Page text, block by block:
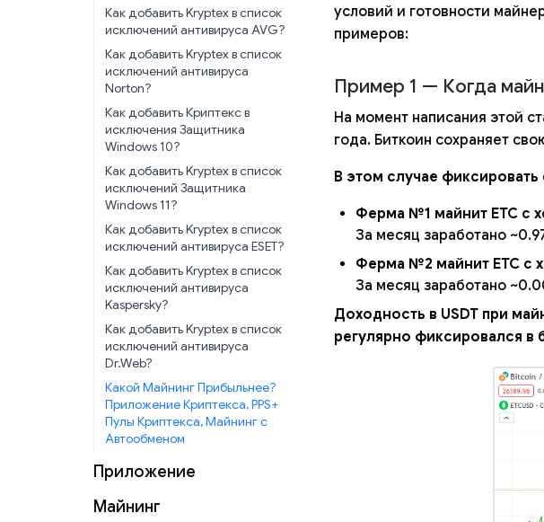
Как добавить Kryptex в список
исключений антивируса AVG?
Как добавить Kryptex в список
исключений антивируса
Norton?
Как добавить Криптекс в
исключения Защитника
Windows 10?
Как добавить Kryptex в список
исключений Защитника
Windows 11?
Как добавить Kryptex в список
исключений антивируса ESET?
Как добавить Kryptex в список
исключений антивируса
Kaspersky?
Как добавить Kryptex в список
исключений антивируса
Dr.Web?
Какой Майнинг Прибыльнее?
Приложение Криптекса, PPS+
Пулы Криптекса, Майнинг с
Автообменом
Приложение
Майнинг
условий и готовности
примеров:
Пример 1 — Когда
На момент написания этой
года. Биткоин сохраняет
В этом случае
Ферма №1 майнит ETC с
За месяц заработано
Ферма №2 майнит ETC с
За месяц заработано
Доходность в USDT при
регулярно фиксировался в